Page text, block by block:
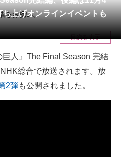
上げオンラインイベントも
をお祝い。
目次を表示
人』The Final Season 完結
総合で放送されます。放
2弾も公開されました。